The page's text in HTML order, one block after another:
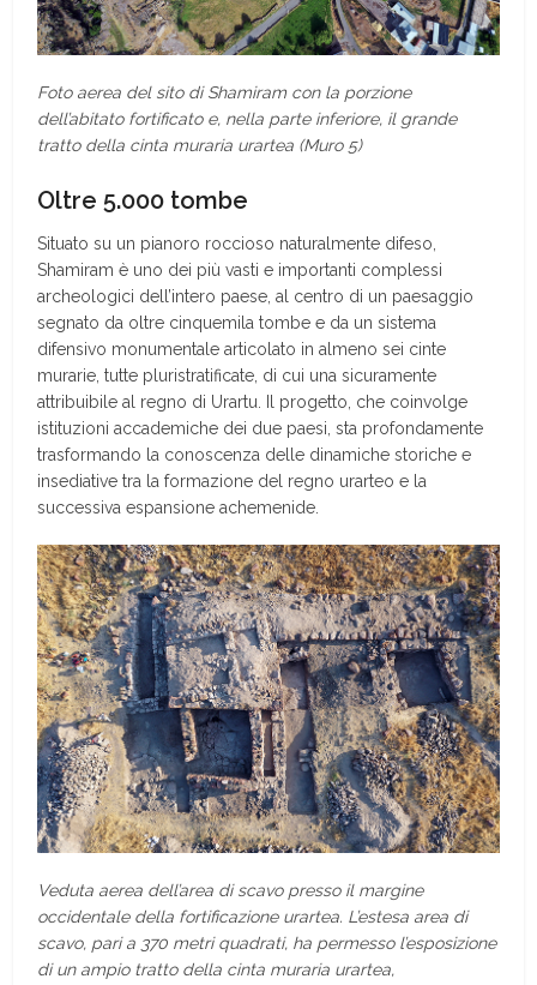
Foto aerea del sito di Shamiram con la porzione
dell’abitato fortificato e, nella parte inferiore, il grande
tratto della cinta muraria urartea (Muro 5)
Oltre 5.000 tombe
Situato su un pianoro roccioso naturalmente difeso,
Shamiram è uno dei più vasti e importanti complessi
archeologici dell’intero paese, al centro di un paesaggio
segnato da oltre cinquemila tombe e da un sistema
difensivo monumentale articolato in almeno sei cinte
murarie, tutte pluristratificate, di cui una sicuramente
attribuibile al regno di Urartu. Il progetto, che coinvolge
istituzioni accademiche dei due paesi, sta profondamente
trasformando la conoscenza delle dinamiche storiche e
insediative tra la formazione del regno urarteo e la
successiva espansione achemenide.
Veduta aerea dell’area di scavo presso il margine
occidentale della fortificazione urartea. L’estesa area di
scavo, pari a 370 metri quadrati, ha permesso l’esposizione
di un ampio tratto della cinta muraria urartea,